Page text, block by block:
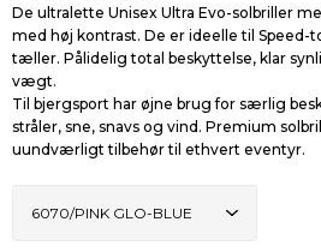
De ultralette Unisex Ultra Evo-solbriller
med høj kontrast. De er ideelle til Speed-
tæller. Pålidelig total beskyttelse, klar
vægt.
Til bjergsport har øjne brug for særlig
stråler, sne, snavs og vind. Premium
uundværligt tilbehør til ethvert eventyr.